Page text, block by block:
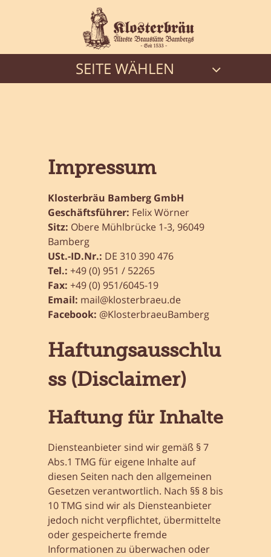
SEITE WÄHLEN
Impressum
Klosterbräu Bamberg GmbH
Geschäftsführer: Felix Wörner
Sitz: Obere Mühlbrücke 1-3, 96049
Bamberg
USt.-ID.Nr.: DE 310 390 476
Tel.: +49 (0) 951 / 52265
Fax: +49 (0) 951/6045-19
Email: mail@klosterbraeu.de
Facebook: @KlosterbraeuBamberg
Haftungsausschlu
ss (Disclaimer)
Haftung für Inhalte
Diensteanbieter sind wir gemäß § 7
Abs.1 TMG für eigene Inhalte auf
diesen Seiten nach den allgemeinen
Gesetzen verantwortlich. Nach §§ 8 bis
10 TMG sind wir als Diensteanbieter
jedoch nicht verpflichtet, übermittelte
oder gespeicherte fremde
Informationen zu überwachen oder